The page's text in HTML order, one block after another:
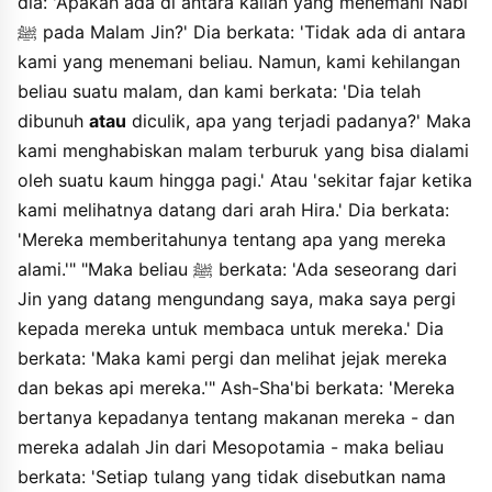
yudzkari asmu allahi alayhi yaqau fi aydikum awfara ma kana
lahman wakullu barahin aw rawtsahin alafun lidawabbikum ".
faqala rasulu allahi " fala tastanju bihima fainnahuma zadu
ikhwanikum mina aljinni ". qala abu isa hadza haditsun hasanun
ﷺ pada Malam Jin?' Dia berkata: 'Tidak ada di antara
kami yang menemani beliau. Namun, kami kehilangan
beliau suatu malam, dan kami berkata: 'Dia telah
dibunuh atau diculik, apa yang terjadi padanya?' Maka
kami menghabiskan malam terburuk yang bisa dialami
oleh suatu kaum hingga pagi.' Atau 'sekitar fajar ketika
kami melihatnya datang dari arah Hira.' Dia berkata:
'Mereka memberitahunya tentang apa yang mereka
alami.'" "Maka beliau ﷺ berkata: 'Ada seseorang dari
Jin yang datang mengundang saya, maka saya pergi
kepada mereka untuk membaca untuk mereka.' Dia
berkata: 'Maka kami pergi dan melihat jejak mereka
dan bekas api mereka.'" Ash-Sha'bi berkata: 'Mereka
bertanya kepadanya tentang makanan mereka - dan
mereka adalah Jin dari Mesopotamia - maka beliau
berkata: 'Setiap tulang yang tidak disebutkan nama